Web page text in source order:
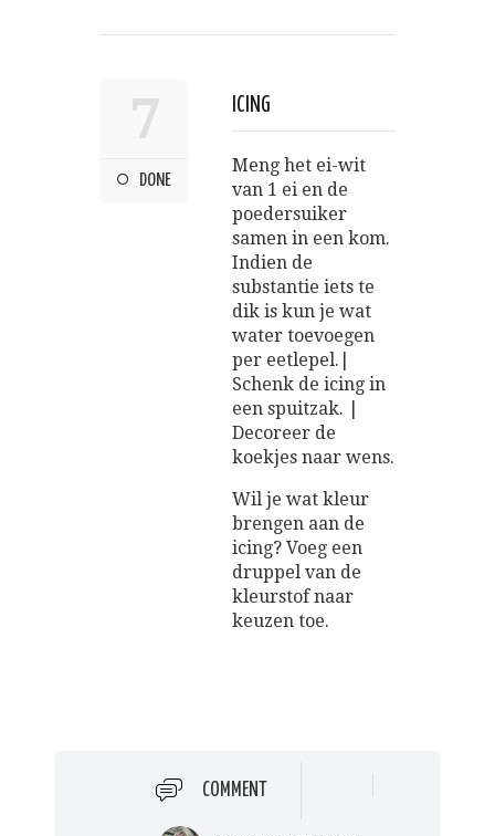
7
DONE
ICING
Meng het ei-wit
van 1 ei en de
poedersuiker
samen in een kom.
Indien de
substantie iets te
dik is kun je wat
water toevoegen
per eetlepel.|
Schenk de icing in
een spuitzak. |
Decoreer de
koekjes naar wens.
Wil je wat kleur
brengen aan de
icing? Voeg een
druppel van de
kleurstof naar
keuzen toe.
COMMENT